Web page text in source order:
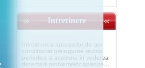
Intretinere
Intretinerea aparatelor de aer
conditionat presupune revizia
periodica a acestora in vederea
detectarii problemelor aparute...